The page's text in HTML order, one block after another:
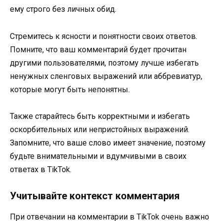
ему строго без личных обид.
Стремитесь к ясности и понятности своих ответов.
Помните, что ваш комментарий будет прочитан
другими пользователями, поэтому лучше избегать
ненужных сленговых выражений или аббревиатур,
которые могут быть непонятны.
Также старайтесь быть корректными и избегать
оскорбительных или непристойных выражений.
Запомните, что ваше слово имеет значение, поэтому
будьте внимательными и вдумчивыми в своих
ответах в TikTok.
Учитывайте контекст комментария
При отвечании на комментарии в TikTok очень важно